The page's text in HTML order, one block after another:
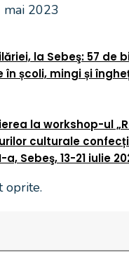
mai 2023
la Sebeş: 57 de
în școli, mingi și
la workshop-ul
culturale
Sebeş, 13-21 iulie
oprite.